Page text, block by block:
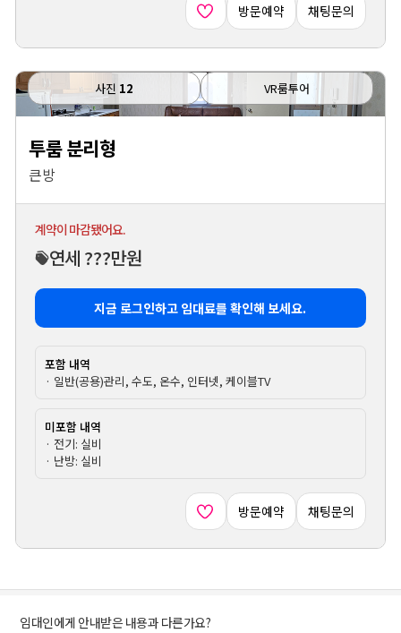
방문예약 채팅문의
사진 12 VR룸투어
투룸 분리형
큰방
계약이 마감됐어요.
연세 ???만원
지금 로그인하고 임대료를 확인해 보세요.
포함 내역
· 일반(공용)관리, 수도, 온수, 인터넷, 케이블TV
미포함 내역
· 전기: 실비
· 난방: 실비
방문예약 채팅문의
임대인에게 안내받은 내용과 다른가요?